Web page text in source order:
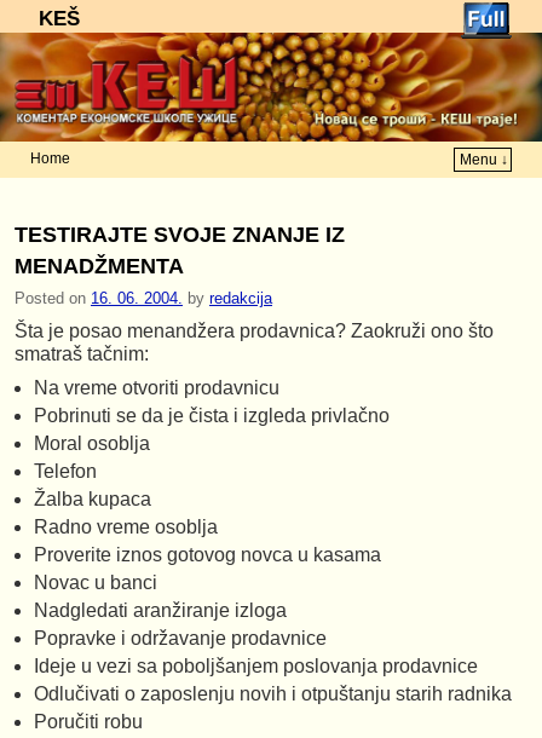
KEŠ
Home
Menu ↓
TESTIRAJTE SVOJE ZNANJE IZ
MENADŽMENTA
Posted on 16. 06. 2004. by redakcija
Šta je posao menandžera prodavnica? Zaokruži ono što
smatraš tačnim:
Na vreme otvoriti prodavnicu
Pobrinuti se da je čista i izgleda privlačno
Moral osoblja
Telefon
Žalba kupaca
Radno vreme osoblja
Proverite iznos gotovog novca u kasama
Novac u banci
Nadgledati aranžiranje izloga
Popravke i održavanje prodavnice
Ideje u vezi sa poboljšanjem poslovanja prodavnice
Odlučivati o zaposlenju novih i otpuštanju starih radnika
Poručiti robu